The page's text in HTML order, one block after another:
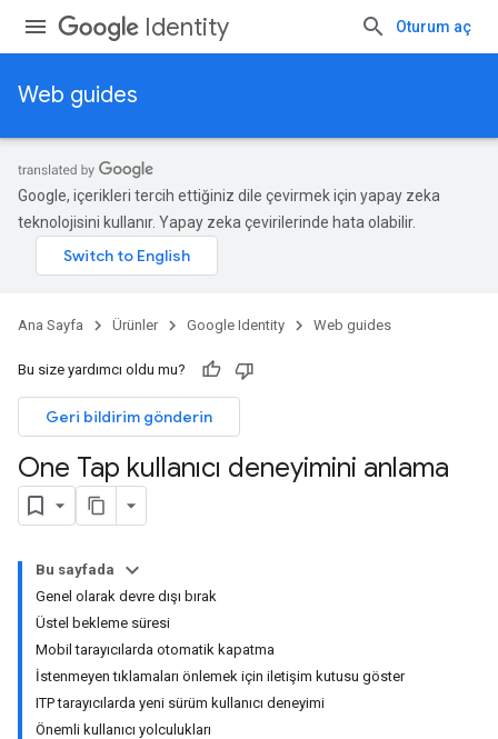
Identity Oturum aç
Web guides
Google, içerikleri tercih ettiğiniz dile çevirmek için yapay zeka
teknolojisini kullanır. Yapay zeka çevirilerinde hata olabilir.
Ana Sayfa Ürünler Google Identity Web guides
Bu size yardımcı oldu mu?
Geri bildirim gönderin
One Tap kullanıcı deneyimini anlama
Bu sayfada
Genel olarak devre dışı bırak
Üstel bekleme süresi
Mobil tarayıcılarda otomatik kapatma
İstenmeyen tıklamaları önlemek için iletişim kutusu göster
ITP tarayıcılarda yeni sürüm kullanıcı deneyimi
Önemli kullanıcı yolculukları